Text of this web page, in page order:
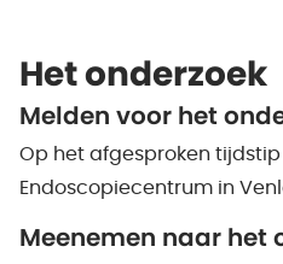
Het onderzoek
Melden voor het
Op het afgesproken
Endoscopiecentrum in
Meenemen naar het